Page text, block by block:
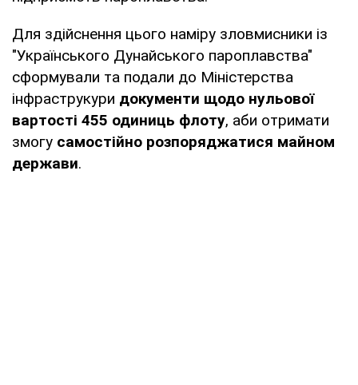
Для здійснення цього наміру зловмисники із
"Українського Дунайського пароплавства"
сформували та подали до Міністерства
інфраструкури документи щодо нульової
вартості 455 одиниць флоту, аби отримати
змогу самостійно розпоряджатися майном
держави.